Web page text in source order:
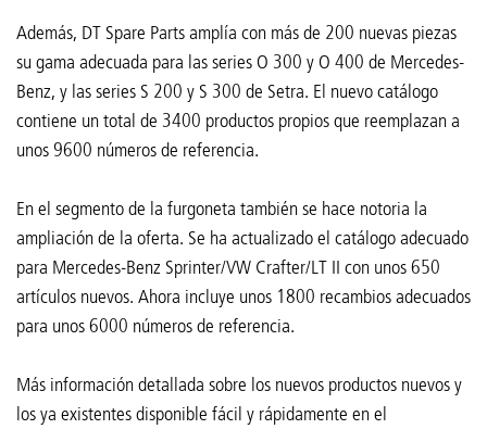
Además, DT Spare Parts amplía con más de 200 nuevas piezas
su gama adecuada para las series O 300 y O 400 de Mercedes-
Benz, y las series S 200 y S 300 de Setra. El nuevo catálogo
contiene un total de 3400 productos propios que reemplazan a
unos 9600 números de referencia.
En el segmento de la furgoneta también se hace notoria la
ampliación de la oferta. Se ha actualizado el catálogo adecuado
para Mercedes-Benz Sprinter/VW Crafter/LT II con unos 650
artículos nuevos. Ahora incluye unos 1800 recambios adecuados
para unos 6000 números de referencia.
Más información detallada sobre los nuevos productos nuevos y
los ya existentes disponible fácil y rápidamente en el